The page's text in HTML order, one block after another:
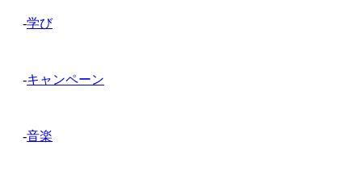
-学び
-キャンペーン
-音楽